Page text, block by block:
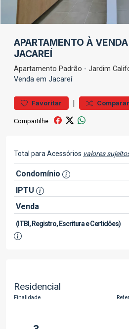
APARTAMENTO À
JACAREÍ
Apartamento Padrão - Jardim
Venda em Jacareí
Favoritar | Comparar
Compartilhe:
Total para Acessórios valores
Condomínio
IPTU
Venda
(ITBI, Registro, Escritura e Certidões)
Residencial
Finalidade